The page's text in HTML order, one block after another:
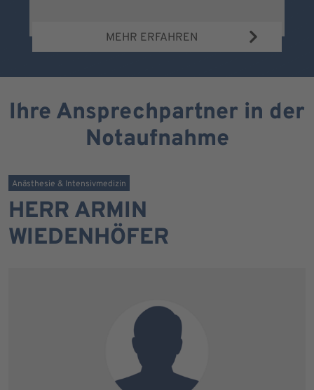
MEHR ERFAHREN
Ihre Ansprechpartner in der
Notaufnahme
Anästhesie & Intensivmedizin
HERR ARMIN
WIEDENHÖFER